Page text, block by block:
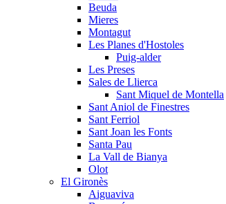
Beuda
Mieres
Montagut
Les Planes d'Hostoles
Puig-alder
Les Preses
Sales de Llierca
Sant Miquel de Montella
Sant Aniol de Finestres
Sant Ferriol
Sant Joan les Fonts
Santa Pau
La Vall de Bianya
Olot
El Gironès
Aiguaviva